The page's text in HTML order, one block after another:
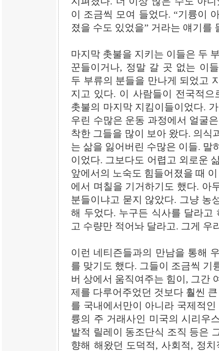
이 조금씩 모여 들었다. “기륭이
졌을 수도 있었을” 거라는 얘기를
마지막 촛불을 지키는 이들은 두
꾼들이거나, 정말 갈 곳 없는 이
두 부류의 분들을 만나게 되었고
지고 있다. 이 사람들이 전국적
촛불의 마지막 지킴이들이었다.
우린 수많은 운동 과정에서 얼굴
착한 그들을 많이 보아 왔다. 의식
는 삶을 잃어버린 수많은 이들. 말
이었다. 그보다도 어렵고 외로운
앞에서의 노숙도 힘들어졌을 때
에서 며칠을 기거하기도 했다. 아
분들이냐고 묻지 않았다. 그냥 농
해 두었다. 누구든 식사를 달라고
고 수량만 적어놔 달라고. 그게 우
이런 네티즌들과의 만남을 통해
를 맞기도 했다. 그들이 조금씩 기
버 상에서 움직여주는 힘이, 그간
제를 다루어주었던 것보다 훨씬
를 국내에서만이 아니라 국제적
륭의 주 거래사인 미국의 시리우
발적 릴레이 동조단식 조직 등은
향해 해왔던 도덕적, 사회적, 정